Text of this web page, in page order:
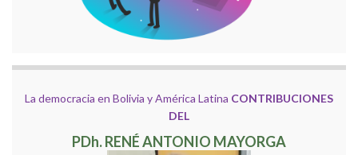
La democracia en Bolivia y América Latina CONTRIBUCIONES
DEL
PDh. RENÉ ANTONIO MAYORGA